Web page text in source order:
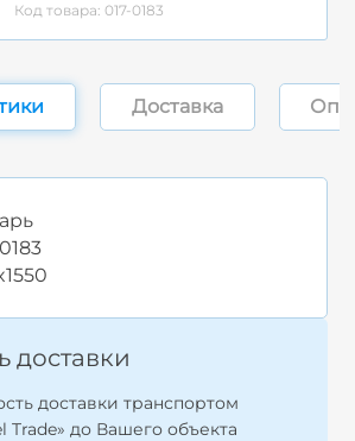
Код товара: 017-0183
Доставка
доставки
доставки транспортом
Trade» до Вашего объекта